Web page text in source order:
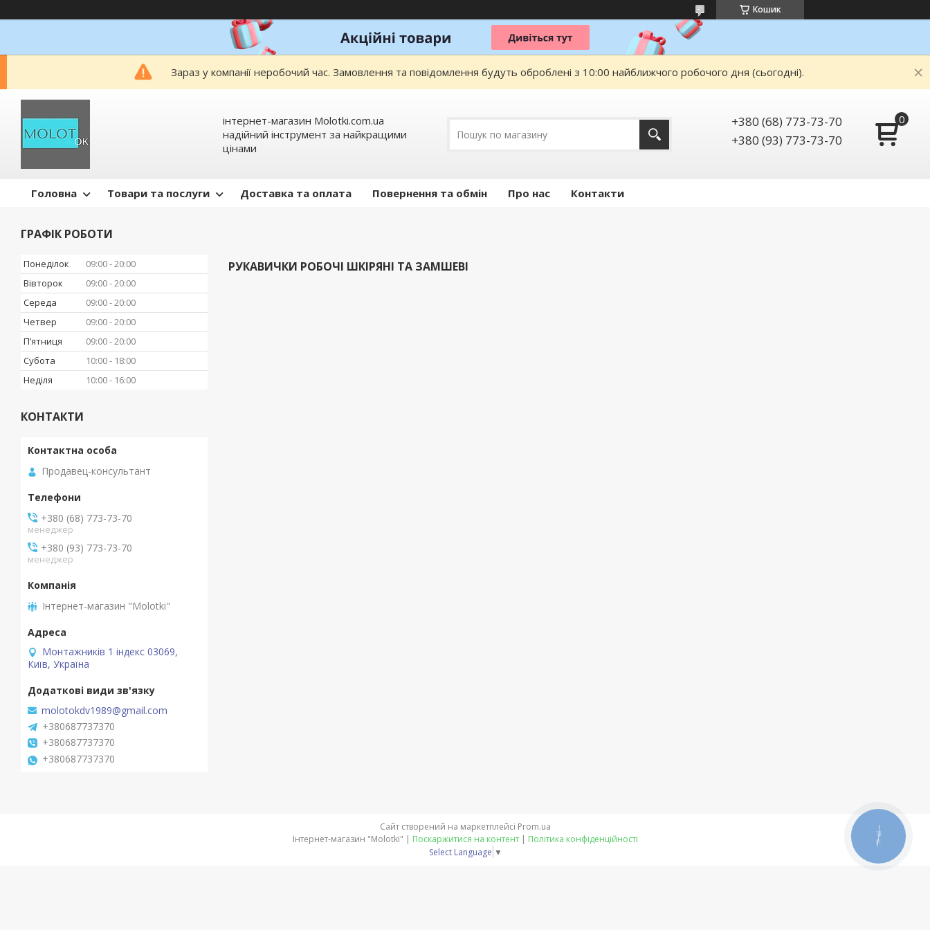
Кошик
Зараз у компанії неробочий час. Замовлення та повідомлення будуть оброблені з 10:00 найближчого робочого дня (сьогодні).
інтернет-магазин Molotki.com.ua
надійний інструмент за найкращими
цінами
+380 (68) 773-73-70
+380 (93) 773-73-70
Головна Товари та послуги Доставка та оплата Повернення та обмін Про нас Контакти
РУКАВИЧКИ РОБОЧІ ШКІРЯНІ ТА ЗАМШЕВІ
ГРАФІК РОБОТИ
Понеділок 09:00 20:00
Вівторок
09:00 20:00
Середа
09:00 20:00
Четвер
09:00 20:00
Пʼятниця
09:00 20:00
Субота
10:00
18:00
Неділя
10:00 16:00
КОНТАКТИ
Продавец-консультант
+380 (68) 773-73-70
менеджер
+380 (93) 773-73-70
менеджер
Інтернет-магазин "Molotki"
Монтажників 1 індекс 03069,
Київ, Україна
molotokdv1989@gmail.com
+380687737370
+380687737370
+380687737370
Сайт створений на маркетплейсі Prom.ua
Інтернет-магазин "Molotki" | Поскаржитися на контент | Політика конфіденційності
Select Language ▼
КНОПКА
ЗВ'ЯЗКУ